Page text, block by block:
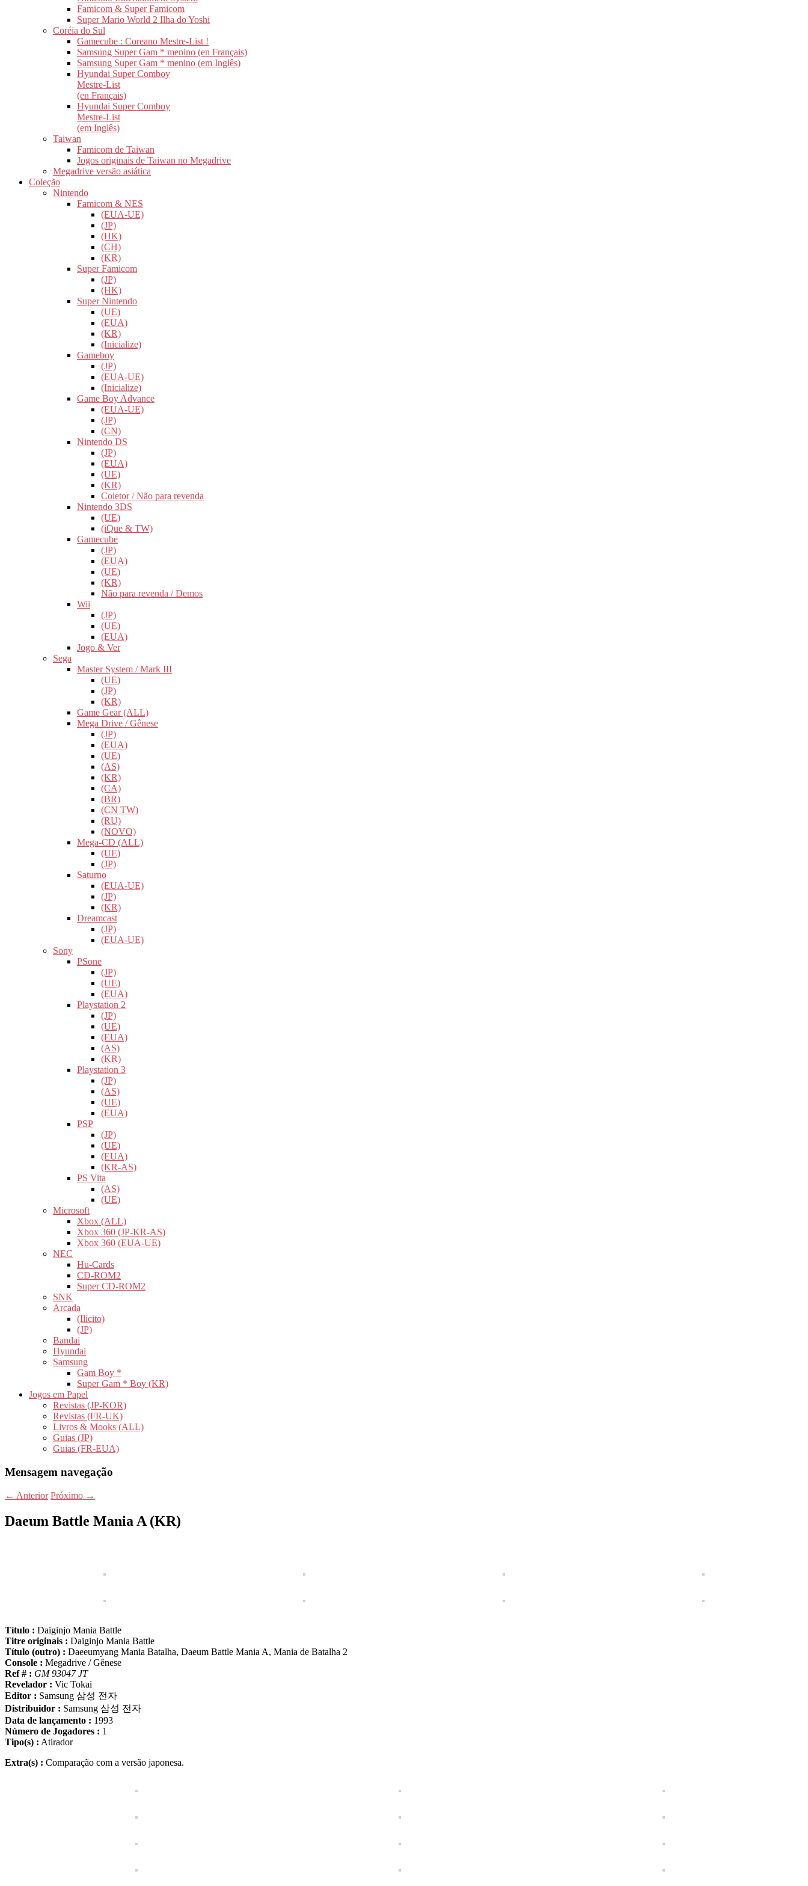
Famicom & Super Famicom
Super Mario World 2 Ilha do Yoshi
Coréia do Sul
Gamecube : Coreano Mestre-List !
Samsung Super Gam * menino (en Français)
Samsung Super Gam * menino (em Inglês)
Hyundai Super Comboy
Mestre-List
(en Français)
Hyundai Super Comboy
Mestre-List
(em Inglês)
Taiwan
Famicom de Taiwan
Jogos originais de Taiwan no Megadrive
Megadrive versão asiática
Coleção
Nintendo
Famicom & NES
(EUA-UE)
(JP)
(HK)
(CH)
(KR)
Super Famicom
(JP)
(HK)
Super Nintendo
(UE)
(EUA)
(KR)
(Inicialize)
Gameboy
(JP)
(EUA-UE)
(Inicialize)
Game Boy Advance
(EUA-UE)
(JP)
(CN)
Nintendo DS
(JP)
(EUA)
(UE)
(KR)
Coletor / Não para revenda
Nintendo 3DS
(UE)
(iQue & TW)
Gamecube
(JP)
(EUA)
(UE)
(KR)
Não para revenda / Demos
Wii
(JP)
(UE)
(EUA)
Jogo & Ver
Sega
Master System / Mark III
(UE)
(JP)
(KR)
Game Gear (ALL)
Mega Drive / Gênese
(JP)
(EUA)
(UE)
(AS)
(KR)
(CA)
(BR)
(CN TW)
(RU)
(NOVO)
Mega-CD (ALL)
(UE)
(JP)
Saturno
(EUA-UE)
(JP)
(KR)
Dreamcast
(JP)
(EUA-UE)
Sony
PSone
(JP)
(UE)
(EUA)
Playstation 2
(JP)
(UE)
(EUA)
(AS)
(KR)
Playstation 3
(JP)
(AS)
(UE)
(EUA)
PSP
(JP)
(UE)
(EUA)
(KR-AS)
PS Vita
(AS)
(UE)
Microsoft
Xbox (ALL)
Xbox 360 (JP-KR-AS)
Xbox 360 (EUA-UE)
NEC
Hu-Cards
CD-ROM2
Super CD-ROM2
SNK
Arcada
(Ilícito)
(JP)
Bandai
Hyundai
Samsung
Gam Boy *
Super Gam * Boy (KR)
Jogos em Papel
Revistas (JP-KOR)
Revistas (FR-UK)
Livros & Mooks (ALL)
Guias (JP)
Guias (FR-EUA)
Mensagem navegação
← Anterior Próximo →
Daeum Battle Mania A (KR)
Título : Daiginjo Mania Battle
Titre originais : Daiginjo Mania Battle
Título (outro) : Daeeumyang Mania Batalha, Daeum Battle Mania A, Mania de Batalha 2
Console : Megadrive / Gênese
Ref # : GM 93047 JT
Revelador : Vic Tokai
Editor : Samsung 삼성 전자
Distribuidor : Samsung 삼성 전자
Data de lançamento : 1993
Número de Jogadores : 1
Tipo(s) : Atirador
Extra(s) : Comparação com a versão japonesa.